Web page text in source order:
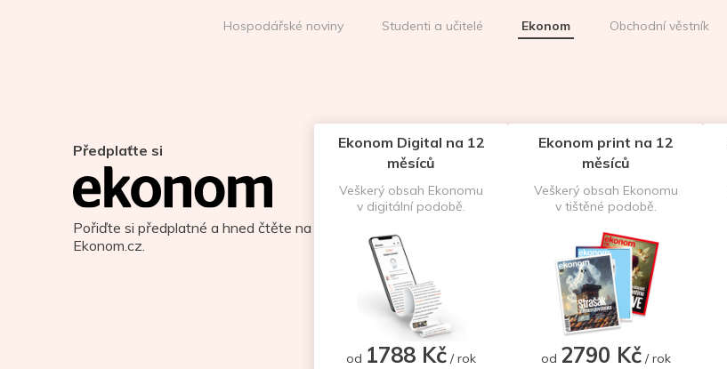
Hospodářské noviny Studenti a učitelé Ekonom Obchodní věstník
Předplaťte si
Pořiďte si předplatné a hned čtěte na
Ekonom.cz.
Ekonom Digital na 12
měsíců
Veškerý obsah Ekonomu
v digitální podobě.
od 1788 Kč / rok
Ekonom print na 12
měsíců
Veškerý obsah Ekonomu
v tištěné podobě.
od 2790 Kč/ rok